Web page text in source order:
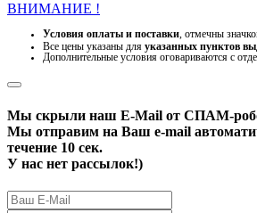
ВНИМАНИЕ !
Условия оплаты и поставки , отмечны
Все цены указаны для указанных пунктов
Дополнительные условия оговариваются с
Мы скрыли наш E-Mail от СПАМ-
Мы отправим на Ваш e-mail
течение 10 сек.
У нас нет рассылок!)